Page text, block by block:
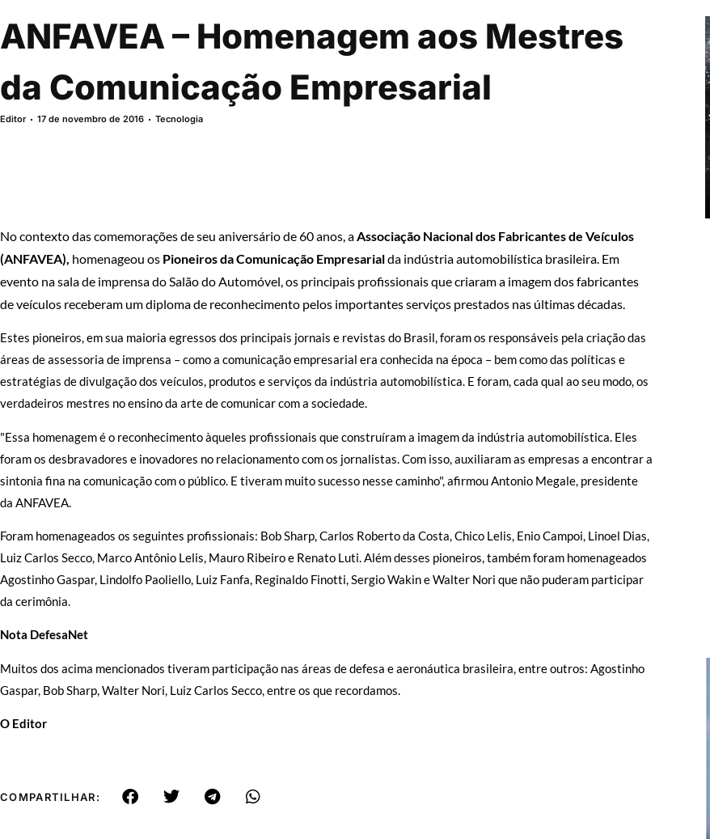
ANFAVEA – Homenagem aos Mestres
da Comunicação Empresarial
Editor 17 de novembro de 2016 Tecnologia
No contexto das comemorações de seu aniversário de 60 anos, a Associação Nacional dos Fabricantes de Veículos
(ANFAVEA), homenageou os Pioneiros da Comunicação Empresarialda indústria automobilística brasileira. Em
evento na sala de imprensa do Salão do Automóvel, os principais profissionais que criaram a imagem dos fabricantes
de veículos receberam um diploma de reconhecimento pelos importantes serviços prestados nas últimas décadas.
Estes pioneiros, em sua maioria egressos dos principais jornais e revistas do Brasil, foram os responsáveis pela criação das
áreas de assessoria de imprensa – como a comunicação empresarial era conhecida na época – bem como das políticas e
estratégias de divulgação dos veículos, produtos e serviços da indústria automobilística. E foram, cada qual ao seu modo, os
verdadeiros mestres no ensino da arte de comunicar com a sociedade.
"Essa homenagem é o reconhecimento àqueles profissionais que construíram a imagem da indústria automobilística. Eles
foram os desbravadores e inovadores no relacionamento com os jornalistas. Com isso, auxiliaram as empresas a encontrar a
sintonia fina na comunicação com o público. E tiveram muito sucesso nesse caminho", afirmou Antonio Megale, presidente
da ANFAVEA.
Foram homenageados os seguintes profissionais: Bob Sharp, Carlos Roberto da Costa, Chico Lelis, Enio Campoi, Linoel Dias,
Luiz Carlos Secco, Marco Antônio Lelis, Mauro Ribeiro e Renato Luti. Além desses pioneiros, também foram homenageados
Agostinho Gaspar, Lindolfo Paoliello, Luiz Fanfa, Reginaldo Finotti, Sergio Wakin e Walter Nori que não puderam participar
da cerimônia.
Nota DefesaNet
Muitos dos acima mencionados tiveram participação nas áreas de defesa e aeronáutica brasileira, entre outros: Agostinho
Gaspar, Bob Sharp, Walter Nori, Luiz Carlos Secco, entre os que recordamos.
O Editor
COMPARTILHAR: